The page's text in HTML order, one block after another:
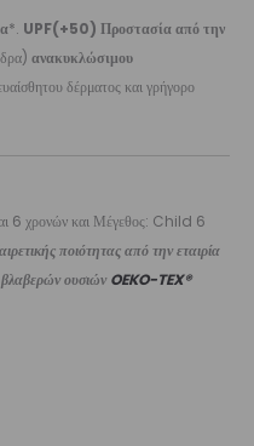
*. UPF(+50) Προστασία από την
ανακυκλώσιμου
δέρματος και γρήγορο
6 χρονών και Μέγεθος: Child 6
ποιότητας από την εταιρία
ουσιών OEKO-TEX®